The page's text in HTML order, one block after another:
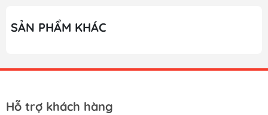
SẢN PHẨM KHÁC
Hỗ trợ khách hàng